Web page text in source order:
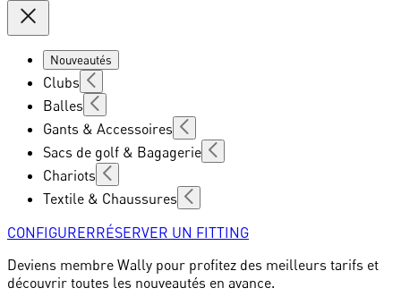
Nouveautés
Clubs
Balles
Gants & Accessoires
Sacs de golf & Bagagerie
Chariots
Textile & Chaussures
CONFIGURERRÉSERVER UN FITTING
Deviens membre Wally pour profitez des meilleurs tarifs et
découvrir toutes les nouveautés en avance.